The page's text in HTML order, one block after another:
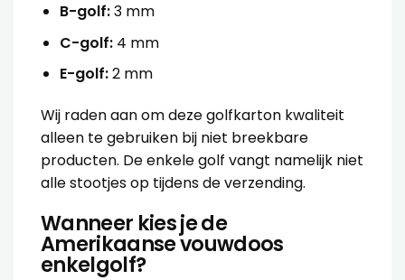
B-golf:3 mm
C-golf: 4 mm
E-golf:2 mm
Wij raden aan om deze golfkarton kwaliteit
alleen te gebruiken bij niet breekbare
producten. De enkele golf vangt namelijk niet
alle stootjes op tijdens de verzending.
Wanneer kies je de
Amerikaanse vouwdoos
enkelgolf?